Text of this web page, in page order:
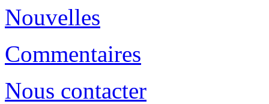
Nouvelles
Commentaires
Nous contacter